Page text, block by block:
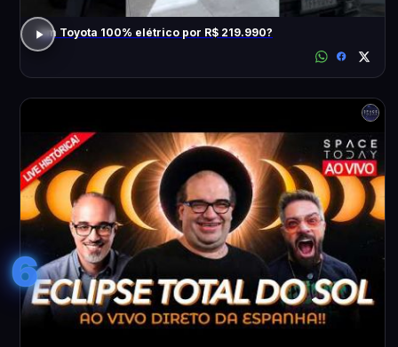
Um Toyota 100% elétrico por R$ 219.990?
6